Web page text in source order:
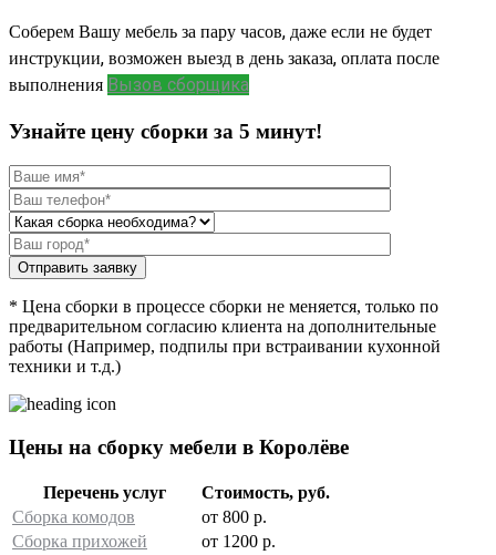
Соберем Вашу мебель за пару часов, даже если не будет
инструкции, возможен выезд в день заказа, оплата после
выполнения Вызов сборщика
Узнайте цену сборки за 5 минут!
Отправить заявку
* Цена сборки в процессе сборки не меняется, только по
предварительном согласию клиента на дополнительные
работы (Например, подпилы при встраивании кухонной
техники и т.д.)
Цены на сборку мебели в Королёве
Перечень услуг
Стоимость, руб.
Сборка комодов
от 800 р.
Сборка прихожей
от 1200 р.